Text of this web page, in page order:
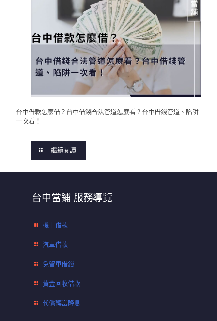
台中借款怎麼借？台中借錢合法管道怎麼看？台中借錢管道、陷阱
一次看！
繼續閱讀
台中當鋪 服務導覽
機車借款
汽車借款
免留車借錢
黃金回收借款
代償轉當降息